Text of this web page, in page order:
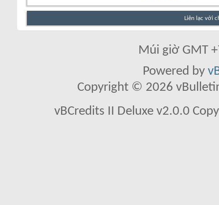
Liên lạc với
Múi giờ GMT
Powered by
Copyright © 2026
vBCredits II Deluxe v2.0.0